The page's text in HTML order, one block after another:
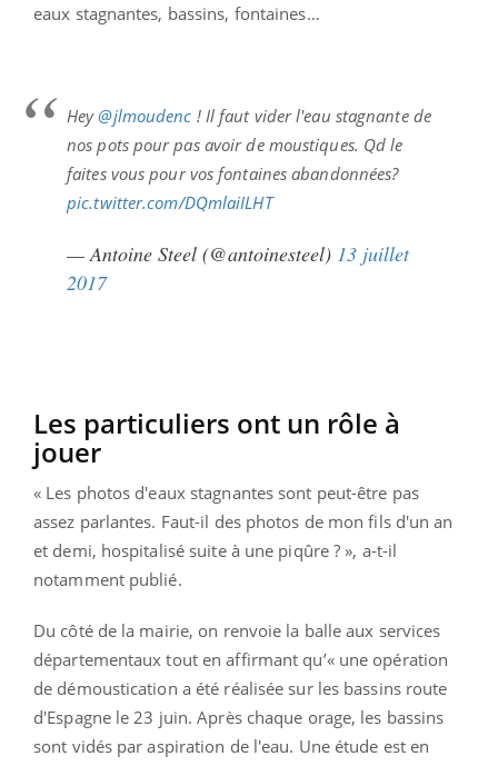
eaux stagnantes, bassins, fontaines…
Hey@jlmoudenc ! Il faut vider l'eau stagnante de
nos pots pour pas avoir de moustiques. Qd le
faites vous pour vos fontaines abandonnées?
pic.twitter.com/DQmlaiILHT
— Antoine Steel (@antoinesteel) 13 juillet
2017
Les particuliers ont un rôle à
jouer
« Les photos d'eaux stagnantes sont peut-être pas
assez parlantes. Faut-il des photos de mon fils d'un an
et demi, hospitalisé suite à une piqûre ? », a-t-il
notamment publié.
Du côté de la mairie, on renvoie la balle aux services
départementaux tout en affirmant qu’« une opération
de démoustication a été réalisée sur les bassins route
d'Espagne le 23 juin. Après chaque orage, les bassins
sont vidés par aspiration de l'eau. Une étude est en